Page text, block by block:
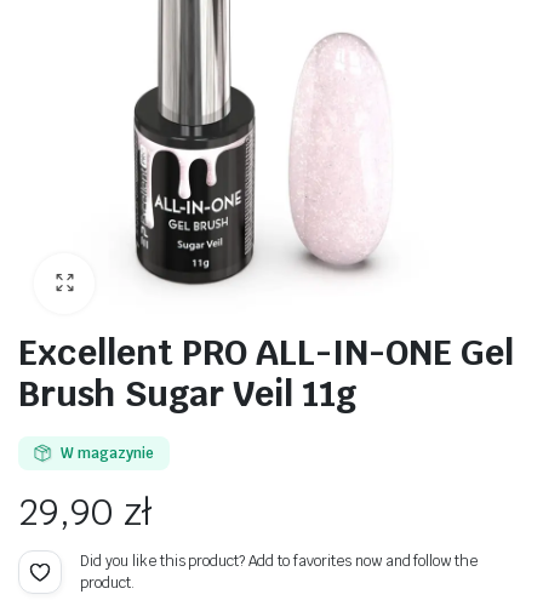
Excellent PRO ALL-IN-ONE Gel
Brush Sugar Veil 11g
W magazynie
29,90 zł
Did you like this product? Add to favorites now and follow the
product.